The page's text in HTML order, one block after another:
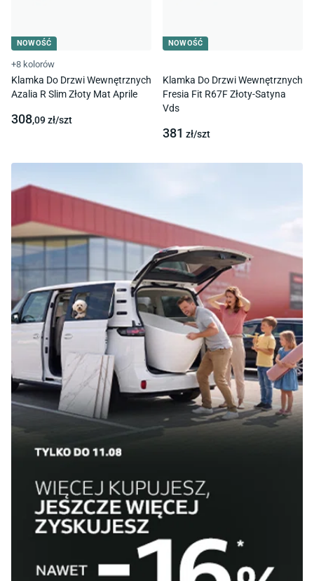
NOWOŚĆ
+8 kolorów
Klamka Do Drzwi Wewnętrznych
Azalia R Slim Złoty Mat Aprile
308,09zł/szt
NOWOŚĆ
Klamka Do Drzwi Wewnętrznych
Fresia Fit R67F Złoty-Satyna
Vds
381 zł/szt